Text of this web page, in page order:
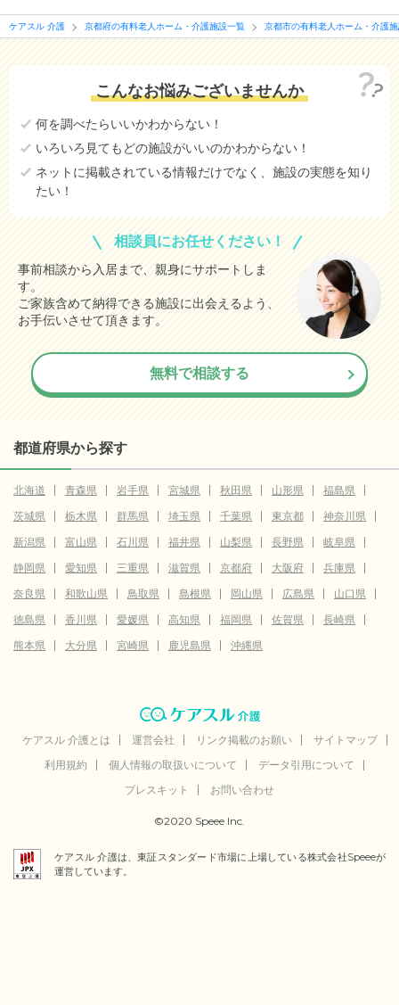
ケアスル 介護 京都府の有料老人ホーム・介護施設一覧 京都市の有料老人ホーム・介護
こんなお悩みございませんか
何を調べたらいいかわからない！
いろいろ見てもどの施設がいいのかわからない！
ネットに掲載されている情報だけでなく、施設の実態を知り
たい！
相談員にお任せください！
事前相談から入居まで、親身にサポートしま
す。
ご家族含めて納得できる施設に出会えるよう、
お手伝いさせて頂きます。
無料で相談する
都道府県から探す
北海道 青森県 岩手県 宮城県 秋田県 山形県
福島県
茨城県
栃木県 群馬県 埼玉県 千葉県 東京都
神奈川県
新潟県
富山県 石川県 福井県 山梨県 長野県
岐阜県
静岡県
愛知県 三重県 滋賀県 京都府 大阪府
兵庫県
奈良県
和歌山県 鳥取県 島根県 岡山県 広島県
山口県
徳島県
香川県 愛媛県 高知県 福岡県 佐賀県
長崎県
熊本県
大分県 宮崎県 鹿児島県 沖縄県
ケアスル 介護とは 運営会社 リンク掲載のお願い
サイトマップ
利用規約
個人情報の取扱いについて
データ引用について
プレスキット
お問い合わせ
©2020 Speee Inc.
ケアスル 介護は、東証スタンダード市場に上場している株式会社Speeeが
運営しています。